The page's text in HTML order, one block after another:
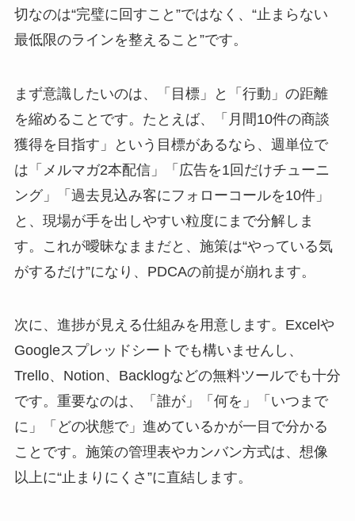
切なのは“完璧に回すこと”ではなく、“止まらない
最低限のラインを整えること”です。
まず意識したいのは、「目標」と「行動」の距離
を縮めることです。たとえば、「月間10件の商談
獲得を目指す」という目標があるなら、週単位で
は「メルマガ2本配信」「広告を1回だけチューニ
ング」「過去見込み客にフォローコールを10件」
と、現場が手を出しやすい粒度にまで分解しま
す。これが曖昧なままだと、施策は“やっている気
がするだけ”になり、PDCAの前提が崩れます。
次に、進捗が見える仕組みを用意します。Excelや
Googleスプレッドシートでも構いませんし、
Trello、Notion、Backlogなどの無料ツールでも十分
です。重要なのは、「誰が」「何を」「いつまで
に」「どの状態で」進めているかが一目で分かる
ことです。施策の管理表やカンバン方式は、想像
以上に“止まりにくさ”に直結します。